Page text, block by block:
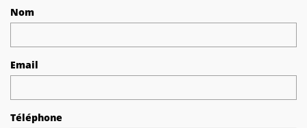
Nom
Email
Téléphone